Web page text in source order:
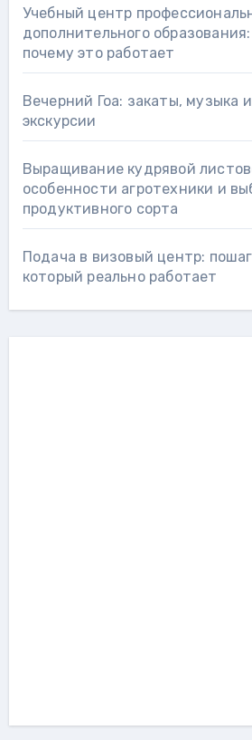
Учебный центр
дополнительного
почему это работает
Вечерний Гоа: закаты, музыка
экскурсии
Выращивание кудрявой
особенности агротехники и
продуктивного сорта
Подача в визовый центр:
который реально работает